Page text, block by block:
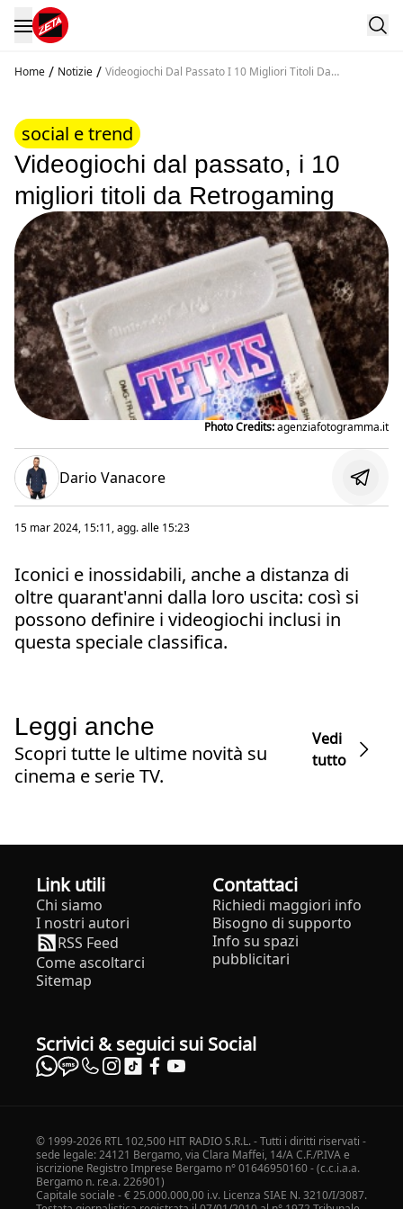
Home / Notizie / Videogiochi Dal Passato I 10 Migliori Titoli Da
social e trend
Videogiochi dal passato, i 10
migliori titoli da Retrogaming
Photo Credits:agenziafotogramma.it
Dario Vanacore
15 mar 2024, 15:11, agg. alle 15:23
Iconici e inossidabili, anche a distanza di
oltre quarant'anni dalla loro uscita: così si
possono definire i videogiochi inclusi in
questa speciale classifica.
Leggi anche
Scopri tutte le ultime novità su
cinema e serie TV.
Vedi
tutto
Link utili
Chi siamo
I nostri autori
RSS Feed
Come ascoltarci
Sitemap
Contattaci
Richiedi maggiori info
Bisogno di supporto
Info su spazi
pubblicitari
Scrivici & seguici sui Social
© 1999-2026 RTL 102,500 HIT RADIO S.R.L. - Tutti i diritti riservati -
sede legale: 24121 Bergamo, via Clara Maffei, 14/A C.F./P.IVA e
iscrizione Registro Imprese Bergamo n° 01646950160 - (c.c.i.a.a.
Bergamo n. r.e.a. 226901)
Capitale sociale - € 25.000.000,00 i.v. Licenza SIAE N. 3210/I/3087.